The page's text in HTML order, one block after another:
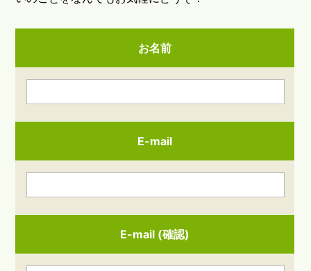
お名前
E-mail
E-mail (確認)